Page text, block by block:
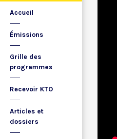
Accueil
Émissions
Grille des
programmes
Recevoir KTO
Articles et
dossiers